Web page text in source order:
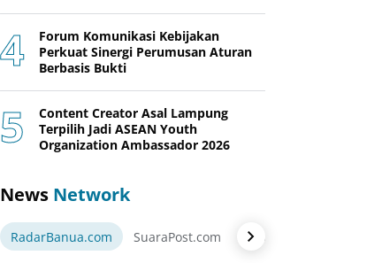
Forum Komunikasi Kebijakan
Perkuat Sinergi Perumusan Aturan
Berbasis Bukti
Content Creator Asal Lampung
Terpilih Jadi ASEAN Youth
Organization Ambassador 2026
News Network
RadarBanua.com SuaraPost.com NarasiNews.com